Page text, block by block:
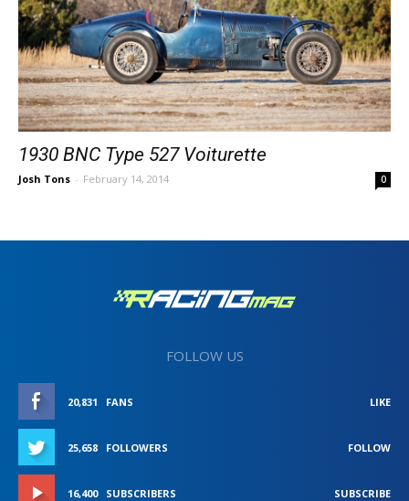
1930 BNC Type 527 Voiturette
Josh Tons - February 14, 2014 0
FOLLOW US
20,831 FANS LIKE
25,658 FOLLOWERS FOLLOW
16,400 SUBSCRIBERS SUBSCRIBE